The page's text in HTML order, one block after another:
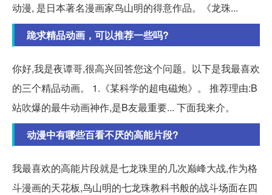
动漫, 是日本著名漫画家鸟山明的得意作品。《龙珠...
跪求精品动画，可以推荐一些吗?
你好,我是夜谭哥,很高兴回答您这个问题。以下是我最喜欢
的三个精品动画。 1.《某科学的超电磁炮》。 推荐理由:B
站吹爆的最牛动画神作,是B友最重要... 下面我来介。
动漫中有哪些百看不厌的高能片段?
我最喜欢的高能片段就是七龙珠里的几次巅峰大战,作为格
斗漫画的天花板,鸟山明的七龙珠教科书般的战斗场面在四